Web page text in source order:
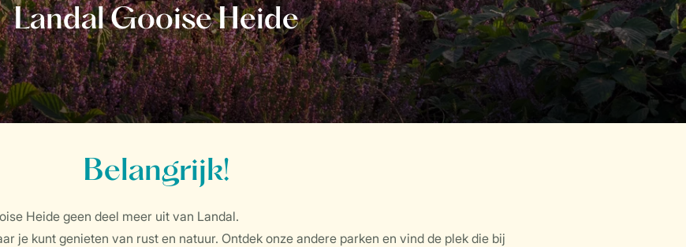
Belangrijk!
Heide geen deel meer uit van Landal.
je kunt genieten van rust en natuur. Ontdek onze andere parken en vind de plek die bij